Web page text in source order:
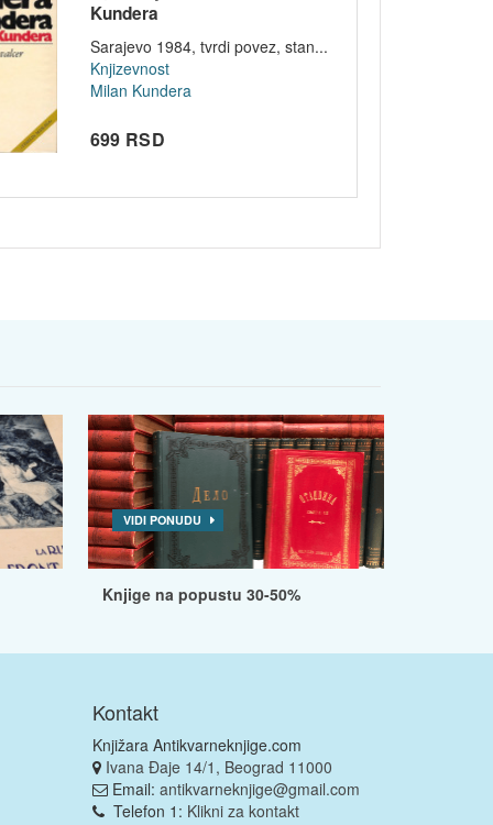
Kundera
Sarajevo 1984, tvrdi povez, stan...
Knjizevnost
Milan Kundera
699 RSD
VIDI PONUDU
Knjige na popustu 30-50%
Kontakt
Knjižara Antikvarneknjige.com
Ivana Đaje 14/1, Beograd 11000
Email: antikvarneknjige@gmail.com
Telefon 1: Klikni za kontakt